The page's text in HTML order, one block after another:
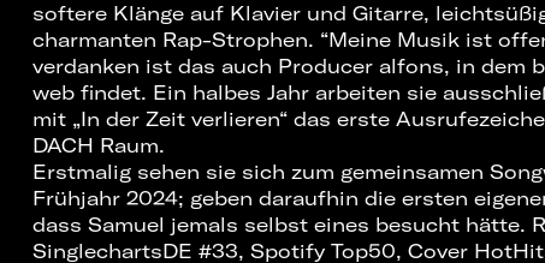
softere Klänge auf Klavier und Gitarre,
charmanten Rap-Strophen. “Meine Musik ist
verdanken ist das auch Producer alfons, in dem
web findet. Ein halbes Jahr arbeiten sie
mit „In der Zeit verlieren“ das erste
DACH Raum.
Erstmalig sehen sie sich zum gemeinsamen
Frühjahr 2024; geben daraufhin die ersten
dass Samuel jemals selbst eines besucht hätte.
SinglechartsDE #33, Spotify Top50, Cover